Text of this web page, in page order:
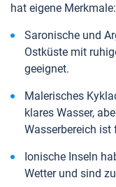
hat eigene Merkmale:
Saronische und
Ostküste mit
geeignet.
Malerisches
klares Wasser,
Wasserbereich ist
Ionische Inseln
Wetter und sind